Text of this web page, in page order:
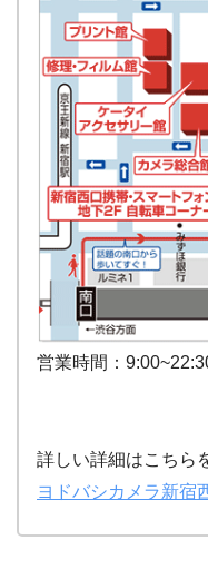
営業時間：
詳しい詳細はこちら
ヨドバシカメラ新